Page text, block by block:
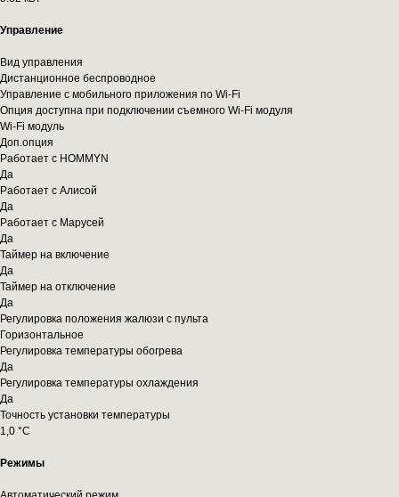
Управление
Вид управления
Дистанционное беспроводное
Управление c мобильного приложения по Wi-Fi
Опция доступна при подключении съемного Wi-Fi модуля
Wi-Fi модуль
Доп.опция
Работает с HOMMYN
Да
Работает с Алисой
Да
Работает с Марусей
Да
Таймер на включение
Да
Таймер на отключение
Да
Регулировка положения жалюзи с пульта
Горизонтальное
Регулировка температуры обогрева
Да
Регулировка температуры охлаждения
Да
Точность установки температуры
1,0 °С
Режимы